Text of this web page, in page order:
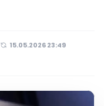
15.05.2026 23:49